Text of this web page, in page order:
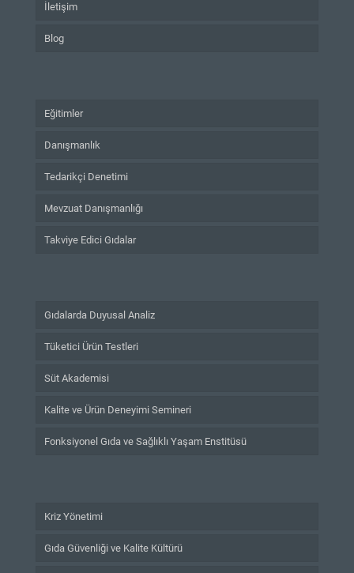
İletişim
Blog
Eğitimler
Danışmanlık
Tedarikçi Denetimi
Mevzuat Danışmanlığı
Takviye Edici Gıdalar
Gıdalarda Duyusal Analiz
Tüketici Ürün Testleri
Süt Akademisi
Kalite ve Ürün Deneyimi Semineri
Fonksiyonel Gıda ve Sağlıklı Yaşam Enstitüsü
Kriz Yönetimi
Gıda Güvenliği ve Kalite Kültürü